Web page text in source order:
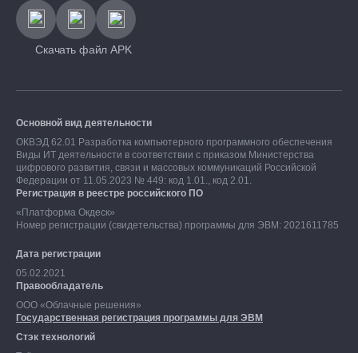
Скачать файл APK
Основной вид деятельности
ОКВЭД 62.01 Разработка компьютерного программного обеспечения
Виды ИТ деятельности в соответствии с приказом Министерства
цифрового развития, связи и массовых коммуникаций Российской
Федерации от 11.05.2023 № 449: код 1.01., код 2.01.
Регистрация в реестре российского ПО
«Платформа Окдеск»
Номер регистрации (свидетельства) программы для ЭВМ: 2021611785
Дата регистрации
05.02.2021
Правообладатель
ООО «Облачные решения»
Государственная регистрация программы для ЭВМ
Стэк технологий